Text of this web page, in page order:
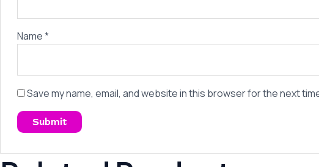
Name*
Save my name, email, and website in this browser for the next